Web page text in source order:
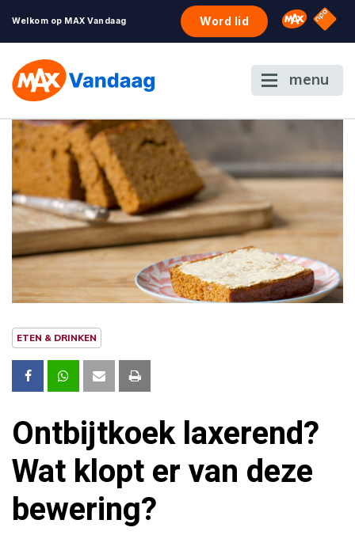
Welkom op MAX Vandaag Word lid Omroep
NPO
menu
ETEN & DRINKEN
Ontbijtkoek laxerend?
Wat klopt er van deze
bewering?